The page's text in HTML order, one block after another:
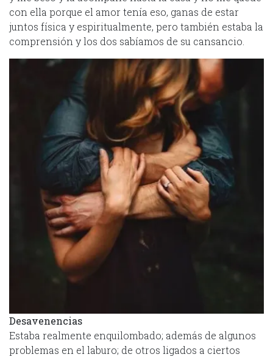
con ella porque el amor tenía eso, ganas de estar
juntos física y espiritualmente, pero también estaba la
comprensión y los dos sabíamos de su cansancio.
Desavenencias
Estaba realmente enquilombado; además de algunos
problemas en el laburo; de otros ligados a ciertos